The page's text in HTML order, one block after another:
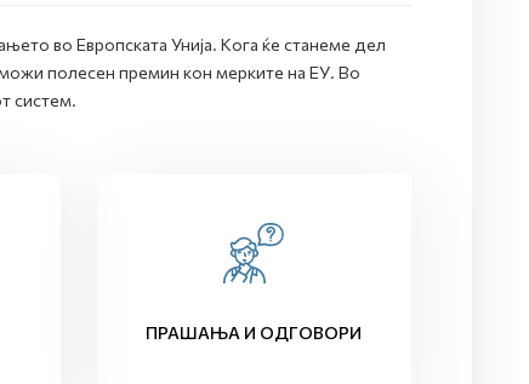
во Европската Унија. Кога ќе станеме дел
полесен премин кон мерките на ЕУ. Во
систем.
ПРАШАЊА И ОДГОВОРИ